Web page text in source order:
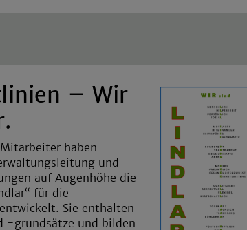
– Wir
haben
und
auf Augenhöhe die
für die
Sie enthalten
-grundsätze und bilden